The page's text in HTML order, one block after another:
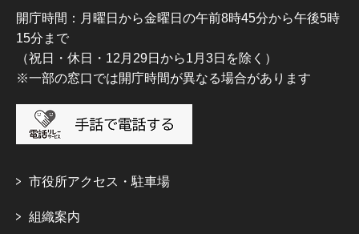
開庁時間：月曜日から金曜日の午前8時45分から午後5時
15分まで
（祝日・休日・12月29日から1月3日を除く）
※一部の窓口では開庁時間が異なる場合があります
市役所アクセス・駐車場
組織案内